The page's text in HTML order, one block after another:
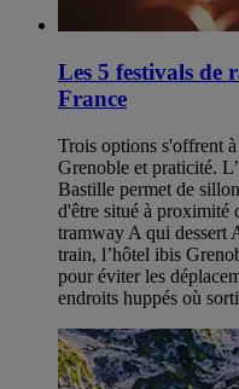
Les 5 festivals de
France
Trois options s'offrent
Grenoble et praticité.
Bastille permet de
d'être situé à proximité
tramway A qui dessert
train, l’hôtel ibis
pour éviter les
endroits huppés où